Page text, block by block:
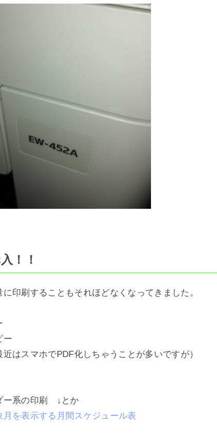
！！
印刷することもそれほどなくなってきました。
ー
はスマホでPDF化しちゃうことが多いですが）
ー系の印刷 ↓とか
を表示する月間スケジュール表